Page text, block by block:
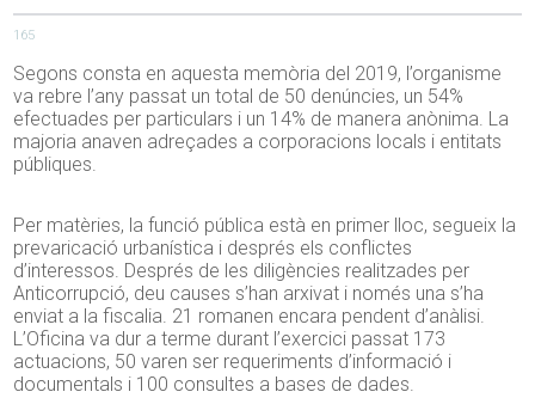
165
Segons consta en aquesta memòria del 2019, l’organisme
va rebre l’any passat un total de 50 denúncies, un 54%
efectuades per particulars i un 14% de manera anònima. La
majoria anaven adreçades a corporacions locals i entitats
públiques.
Per matèries, la funció pública està en primer lloc, segueix la
prevaricació urbanística i després els conflictes
d’interessos. Després de les diligències realitzades per
Anticorrupció, deu causes s’han arxivat i només una s’ha
enviat a la fiscalia. 21 romanen encara pendent d’anàlisi.
L’Oficina va dur a terme durant l’exercici passat 173
actuacions, 50 varen ser requeriments d’informació i
documentals i 100 consultes a bases de dades.